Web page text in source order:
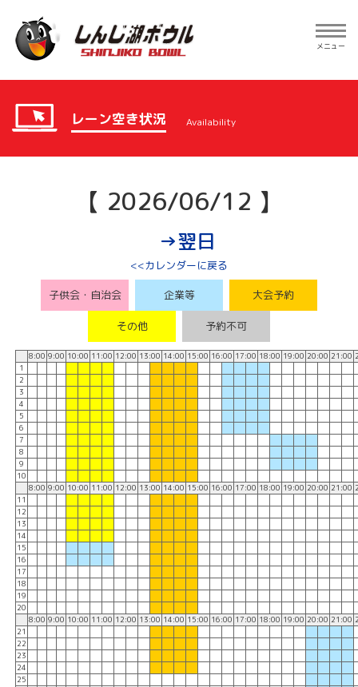
Toggle
メニュー
レーン空き状況 Availability
【 2026/06/12 】
→翌日
<<カレンダーに戻る
子供会・自治会 企業等 大会予約
その他 予約不可
8:00 9:00 10:00 11:00 12:00 13:00 14:00 15:00 16:00 17:00 18:00 19:00 20:00 21:00
1
2
3
4
5
6
7
8
9
10
8:00 9:00 10:00 11:00 12:00 13:00 14:00 15:00 16:00 17:00 18:00 19:00 20:00 21:00
11
12
13
14
15
16
17
18
19
20
8:00 9:00 10:00 11:00 12:00 13:00 14:00 15:00 16:00 17:00 18:00 19:00 20:00 21:00
21
22
23
24
25